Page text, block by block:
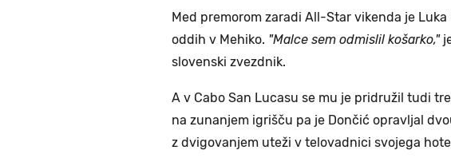
Med premorom zaradi All-Star vikenda je
oddih v Mehiko. "Malce sem odmislil košarko,"
slovenski zvezdnik.
A v Cabo San Lucasu se mu je pridružil tudi
na zunanjem igrišču pa je Dončić opravljal
z dvigovanjem uteži v telovadnici svojega